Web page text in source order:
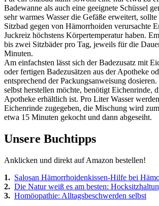
Badewanne als auch eine geeignete Schüssel
sehr warmes Wasser die Gefäße erweitert, sollte
Sitzbad gegen von Hämorrhoiden verursachte
Juckreiz höchstens Körpertemperatur haben.
bis zwei Sitzbäder pro Tag, jeweils für die
Minuten.
Am einfachsten lässt sich der Badezusatz mit
oder fertigen Badezusätzen aus der Apotheke
entsprechend der Packungsanweisung
selbst herstellen möchte, benötigt Eichenrinde,
Apotheke erhältlich ist. Pro Liter Wasser
Eichenrinde zugegeben, die Mischung wird
etwa 15 Minuten gekocht und dann abgeseiht.
Unsere Buchtipps
Anklicken und direkt auf Amazon bestellen!
1. Salosan Hämorrhoidenkissen-Hilfe bei
2. Die Natur weiß es am besten:
3. Homöopathie: Alltagsbeschwerden selbst